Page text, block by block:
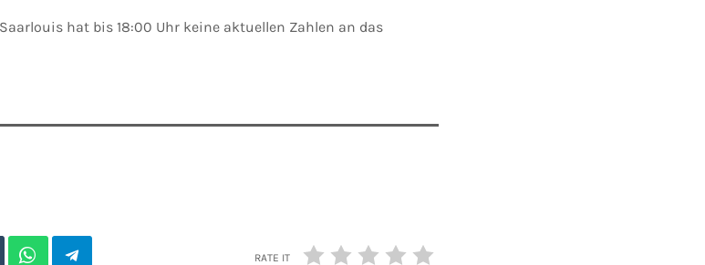
hat bis 18:00 Uhr keine aktuellen Zahlen an das
RATE IT